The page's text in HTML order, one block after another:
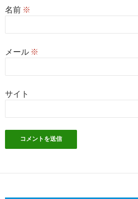
名前 ※
メール ※
サイト